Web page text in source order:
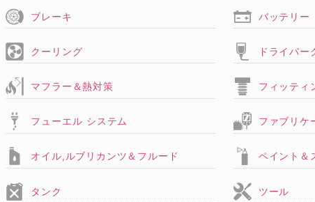
ブレーキ バッテリー
クーリング ドライバー
マフラー＆熱対策 フィッティ
フューエル システム ファブリケ
オイル,ルブリカンツ＆フルード ペイント＆
タンク ツール